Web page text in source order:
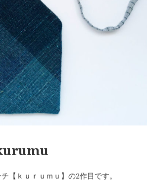
【ｋｕｒｕｍｕ】の2作目です。